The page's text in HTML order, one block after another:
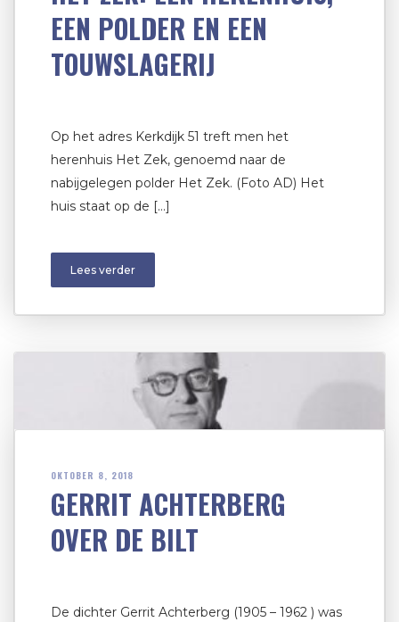
EEN POLDER EN EEN
TOUWSLAGERIJ
Op het adres Kerkdijk 51 treft men het
herenhuis Het Zek, genoemd naar de
nabijgelegen polder Het Zek. (Foto AD) Het
huis staat op de […]
Lees verder
OKTOBER 8, 2018
GERRIT ACHTERBERG
OVER DE BILT
De dichter Gerrit Achterberg (1905 – 1962 ) was